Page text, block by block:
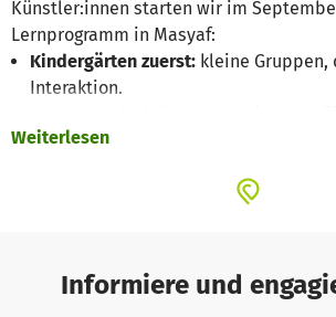
Künstler:innen starten wir im
Lernprogramm in Masyaf:
Kindergärten zuerst: kleine
Interaktion.
Schrittweise Ausweitung:
Partnern von „Syrian House for Arts“
Weiterlesen
Informiere und